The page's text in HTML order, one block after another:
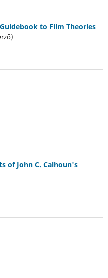
to Film Theories
of John C. Calhoun's